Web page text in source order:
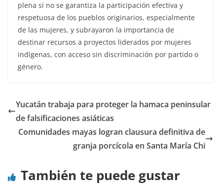
plena si no se garantiza la participación efectiva y
respetuosa de los pueblos originarios, especialmente
de las mujeres, y subrayaron la importancia de
destinar recursos a proyectos liderados por mujeres
indígenas, con acceso sin discriminación por partido o
género.
Yucatán trabaja para proteger la hamaca peninsular
de falsificaciones asiáticas
Comunidades mayas logran clausura definitiva de
granja porcícola en Santa María Chi
También te puede gustar